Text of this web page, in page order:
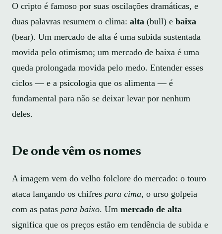
O cripto é famoso por suas oscilações dramáticas, e
duas palavras resumem o clima: alta (bull) e baixa
(bear). Um mercado de alta é uma subida sustentada
movida pelo otimismo; um mercado de baixa é uma
queda prolongada movida pelo medo. Entender esses
ciclos — e a psicologia que os alimenta — é
fundamental para não se deixar levar por nenhum
deles.
De onde vêm os nomes
A imagem vem do velho folclore do mercado: o touro
ataca lançando os chifres para cima, o urso golpeia
com as patas para baixo. Um mercado de alta
significa que os preços estão em tendência de subida e